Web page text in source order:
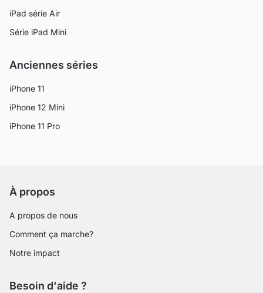
iPad série Air
Série iPad Mini
Anciennes séries
iPhone 11
iPhone 12 Mini
iPhone 11 Pro
À propos
A propos de nous
Comment ça marche?
Notre impact
Besoin d'aide ?